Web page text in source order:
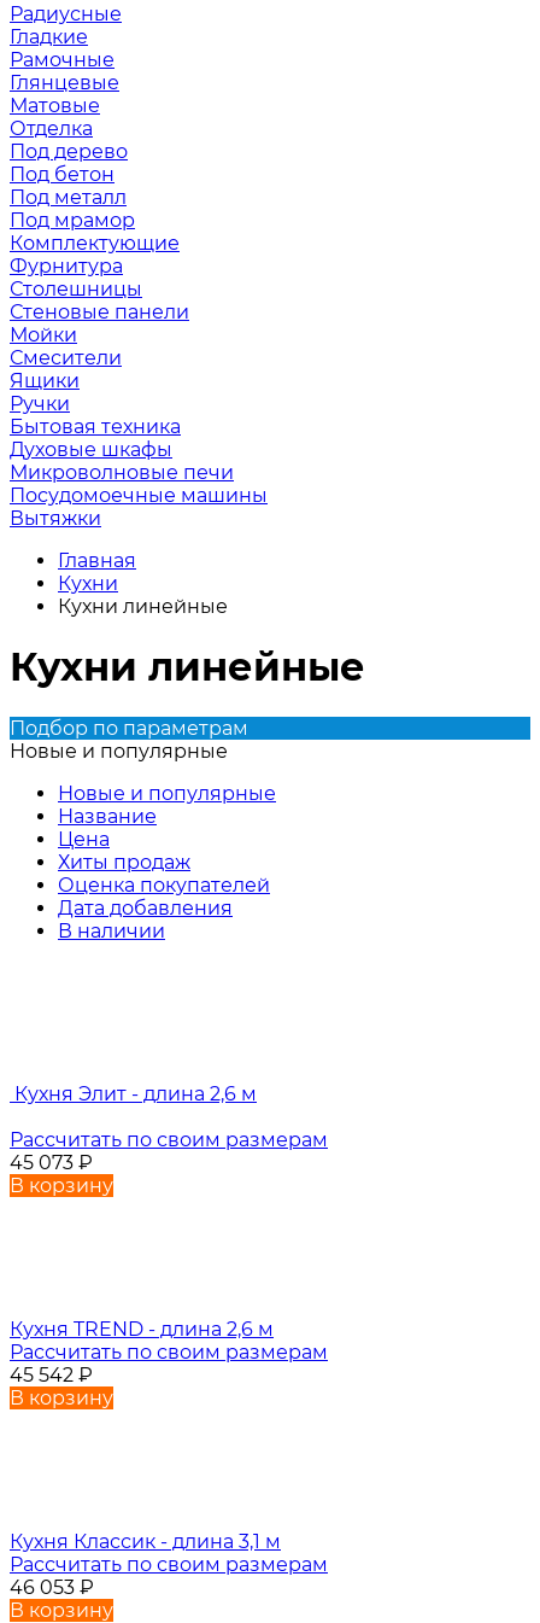
Радиусные
Гладкие
Рамочные
Глянцевые
Матовые
Отделка
Под дерево
Под бетон
Под металл
Под мрамор
Комплектующие
Фурнитура
Столешницы
Стеновые панели
Мойки
Смесители
Ящики
Ручки
Бытовая техника
Духовые шкафы
Микроволновые печи
Посудомоечные машины
Вытяжки
Главная
Кухни
Кухни линейные
Кухни линейные
Подбор по параметрам
Новые и популярные
Новые и популярные
Название
Цена
Хиты продаж
Оценка покупателей
Дата добавления
В наличии
Кухня Элит - длина 2,6 м
Рассчитать по своим размерам
45 073 ₽
В корзину
Кухня TREND - длина 2,6 м
Рассчитать по своим размерам
45 542 ₽
В корзину
Кухня Классик - длина 3,1 м
Рассчитать по своим размерам
46 053 ₽
В корзину